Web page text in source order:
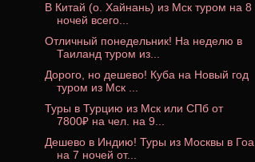
В Китай (о. Хайнань) из Мск туром на 8
ночей всего...
Отличный понедельник! На неделю в
Таиланд туром из...
Дорого, но дешево! Куба на Новый год
туром из Мск ...
Туры в Турцию из Мск или СПб от
7800₽ на чел. на 9...
Дешево в Индию! Туры из Москвы в Гоа
на 7 ночей от...